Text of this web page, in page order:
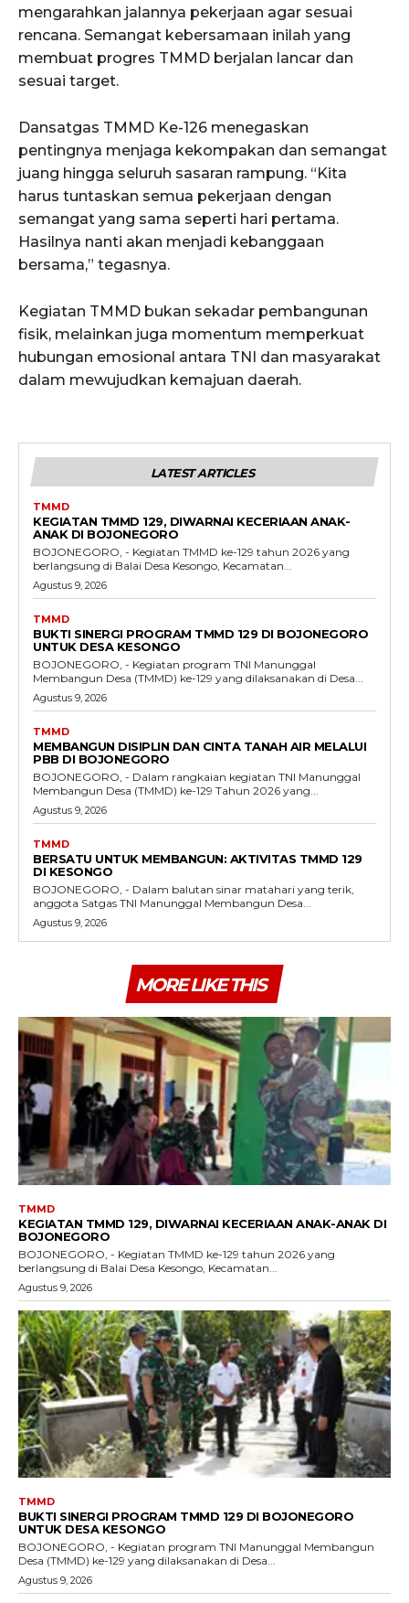
mengarahkan jalannya pekerjaan agar sesuai
rencana. Semangat kebersamaan inilah yang
membuat progres TMMD berjalan lancar dan
sesuai target.
Dansatgas TMMD Ke-126 menegaskan
pentingnya menjaga kekompakan dan semangat
juang hingga seluruh sasaran rampung. “Kita
harus tuntaskan semua pekerjaan dengan
semangat yang sama seperti hari pertama.
Hasilnya nanti akan menjadi kebanggaan
bersama,” tegasnya.
Kegiatan TMMD bukan sekadar pembangunan
fisik, melainkan juga momentum memperkuat
hubungan emosional antara TNI dan masyarakat
dalam mewujudkan kemajuan daerah.
LATEST ARTICLES
TMMD
KEGIATAN TMMD 129, DIWARNAI KECERIAAN ANAK-
ANAK DI BOJONEGORO
BOJONEGORO, - Kegiatan TMMD ke-129 tahun 2026 yang
berlangsung di Balai Desa Kesongo, Kecamatan...
Agustus 9, 2026
TMMD
BUKTI SINERGI PROGRAM TMMD 129 DI BOJONEGORO
UNTUK DESA KESONGO
BOJONEGORO, - Kegiatan program TNI Manunggal
Membangun Desa (TMMD) ke-129 yang dilaksanakan di Desa...
Agustus 9, 2026
TMMD
MEMBANGUN DISIPLIN DAN CINTA TANAH AIR MELALUI
PBB DI BOJONEGORO
BOJONEGORO, - Dalam rangkaian kegiatan TNI Manunggal
Membangun Desa (TMMD) ke-129 Tahun 2026 yang...
Agustus 9, 2026
TMMD
BERSATU UNTUK MEMBANGUN: AKTIVITAS TMMD 129
DI KESONGO
BOJONEGORO, - Dalam balutan sinar matahari yang terik,
anggota Satgas TNI Manunggal Membangun Desa...
Agustus 9, 2026
MORE LIKE THIS
TMMD
KEGIATAN TMMD 129, DIWARNAI KECERIAAN ANAK-ANAK DI
BOJONEGORO
BOJONEGORO, - Kegiatan TMMD ke-129 tahun 2026 yang
berlangsung di Balai Desa Kesongo, Kecamatan...
Agustus 9, 2026
TMMD
BUKTI SINERGI PROGRAM TMMD 129 DI BOJONEGORO
UNTUK DESA KESONGO
BOJONEGORO, - Kegiatan program TNI Manunggal Membangun
Desa (TMMD) ke-129 yang dilaksanakan di Desa...
Agustus 9, 2026